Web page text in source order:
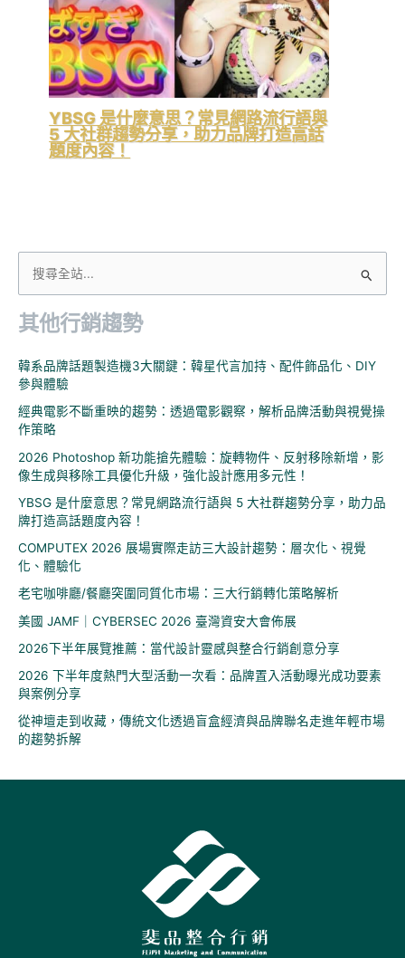
YBSG 是什麼意思？常見網路流行語與
5 大社群趨勢分享，助力品牌打造高話
題度內容！
關
字
其他行銷趨勢
韓系品牌話題製造機3大關鍵：韓星代言加持、配件飾品化、DIY
參與體驗
經典電影不斷重映的趨勢：透過電影觀察，解析品牌活動與視覺操
作策略
2026 Photoshop 新功能搶先體驗：旋轉物件、反射移除新增，影
像生成與移除工具優化升級，強化設計應用多元性！
YBSG 是什麼意思？常見網路流行語與 5 大社群趨勢分享，助力品
牌打造高話題度內容！
COMPUTEX 2026 展場實際走訪三大設計趨勢：層次化、視覺
化、體驗化
老宅咖啡廳/餐廳突圍同質化市場：三大行銷轉化策略解析
美國 JAMF｜CYBERSEC 2026 臺灣資安大會佈展
2026下半年展覽推薦：當代設計靈感與整合行銷創意分享
2026 下半年度熱門大型活動一次看：品牌置入活動曝光成功要素
與案例分享
從神壇走到收藏，傳統文化透過盲盒經濟與品牌聯名走進年輕市場
的趨勢拆解